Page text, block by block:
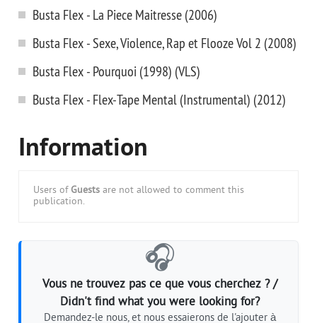
Busta Flex - La Piece Maitresse (2006)
Busta Flex - Sexe, Violence, Rap et Flooze Vol 2 (2008)
Busta Flex - Pourquoi (1998) (VLS)
Busta Flex - Flex-Tape Mental (Instrumental) (2012)
Information
Users of Guests are not allowed to comment this
publication.
🎧
Vous ne trouvez pas ce que vous cherchez ? /
Didn't find what you were looking for?
Demandez-le nous, et nous essaierons de l'ajouter à